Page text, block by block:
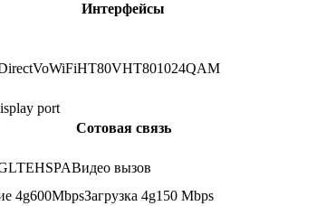
Интерфейсы
VoWiFiHT80VHT801024QAM
port
Сотовая связь
LTEHSPAВидео вызов
4g600MbpsЗагрузка 4g150 Mbps